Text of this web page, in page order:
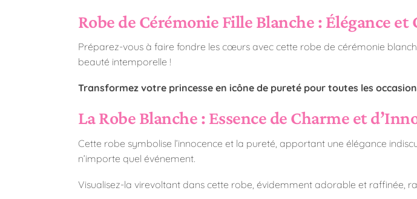
Robe de Cérémonie Fille Blanche : Élégance
Préparez-vous à faire fondre les cœurs avec cette robe de cérémonie
beauté intemporelle !
Transformez votre princesse en icône de pureté pour toutes les
La Robe Blanche : Essence de Charme et
Cette robe symbolise l’innocence et la pureté, apportant une élégance
n’importe quel événement.
Visualisez-la virevoltant dans cette robe, évidemment adorable et raffinée,